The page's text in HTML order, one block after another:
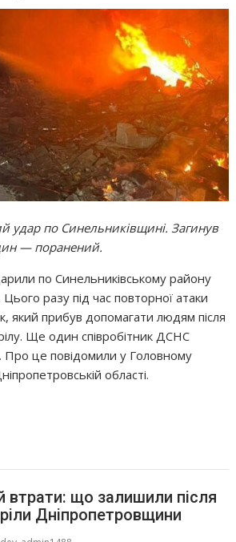
удар по Синельниківщині. Загинув
— поранений.
по Синельниківському району
разу під час повторної атаки
який прибув допомагати людям після
Ще один співробітник ДСНС
Про це повідомили у Головному
області.
втрати: що залишили після
Дніпропетровщини